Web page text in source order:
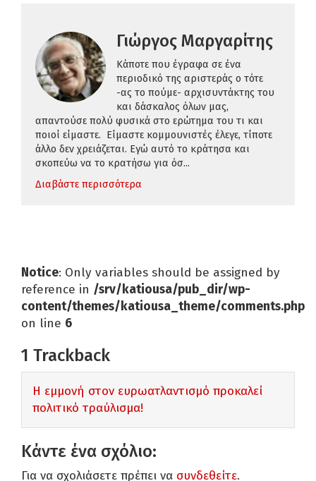
Γιώργος Μαργαρίτης
Κάποτε που έγραφα σε ένα
περιοδικό της αριστεράς ο τότε
-ας το πούμε- αρχισυντάκτης του
και δάσκαλος όλων μας,
απαντούσε πολύ φυσικά στο ερώτημα του τι και
ποιοί είμαστε. Είμαστε κομμουνιστές έλεγε, τίποτε
άλλο δεν χρειάζεται. Εγώ αυτό το κράτησα και
σκοπεύω να το κρατήσω για όσ...
Διαβάστε περισσότερα
Notice: Only variables should be assigned by
reference in /srv/katiousa/pub_dir/wp-
content/themes/katiousa_theme/comments.php
on line 6
1 Trackback
Η εμμονή στον ευρωατλαντισμό προκαλεί
πολιτικό τραύλισμα!
Κάντε ένα σχόλιο:
Για να σχολιάσετε πρέπει να συνδεθείτε.